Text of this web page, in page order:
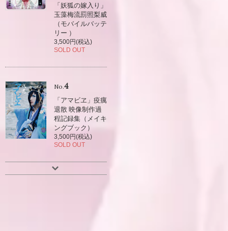
「妖狐の嫁入り」
玉藻梅流罰照梨威
（モバイルバッテ
リー ）
3,500円(税込)
SOLD OUT
No.4
「アマビヱ」疫癘
退散 映像制作過
程記録集（メイキ
ングブック）
3,500円(税込)
SOLD OUT